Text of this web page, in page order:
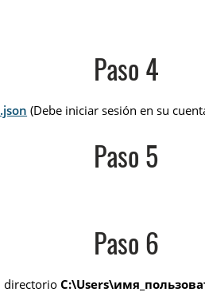
Paso 4
(Debe iniciar sesión en su
Paso 5
Paso 6
directorio